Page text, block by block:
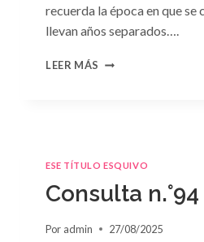
recuerda la época en que se
llevan años separados….
LEER MÁS CONSULTA
SUSAN
ESE TÍTULO ESQUIVO
Consulta n.°94
Por admin 27/08/2025